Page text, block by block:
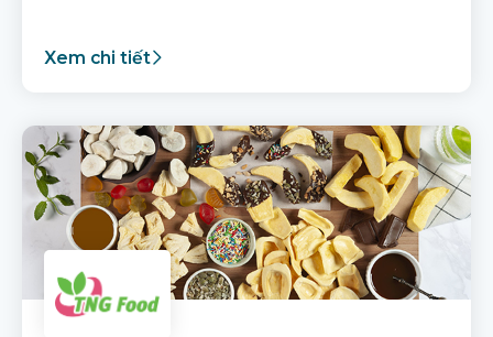
Xem chi tiết